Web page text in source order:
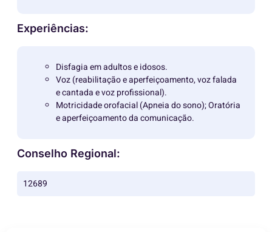
Experiências:
Disfagia em adultos e idosos.
Voz (reabilitação e aperfeiçoamento, voz falada
e cantada e voz profissional).
Motricidade orofacial (Apneia do sono); Oratória
e aperfeiçoamento da comunicação.
Conselho Regional:
12689